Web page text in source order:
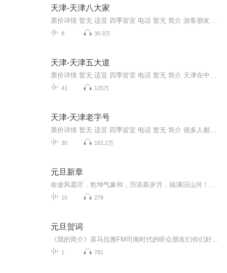
天津-天津八大家
8 30.9万
天津-天津五大道
41 125万
天津-天津老字号
30 182.2万
元旦新章
10 278
元旦贺词
1 781